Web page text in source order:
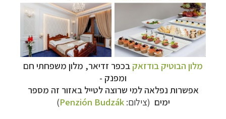
מלון הבוטיק בודזאק בכפר זדיאר, מלון משפחתי חם
ומפנק -
אפשרות נפלאה למי שרוצה לטייל באזור זה מספר
ימים (צילום:Penzión Budzák
)